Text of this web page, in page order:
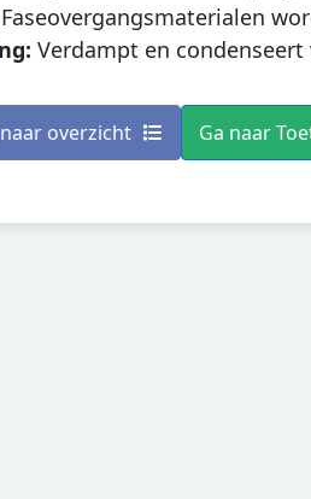
Faseovergangsmaterialen
Verdampt en
overzicht Ga naar